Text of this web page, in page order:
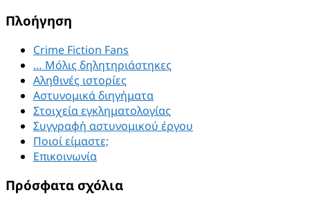
Πλοήγηση
Crime Fiction Fans
… Μόλις δηλητηριάστηκες
Αληθινές ιστορίες
Αστυνομικά διηγήματα
Στοιχεία εγκληματολογίας
Συγγραφή αστυνομικού έργου
Ποιοί είμαστε;
Επικοινωνία
Πρόσφατα σχόλια